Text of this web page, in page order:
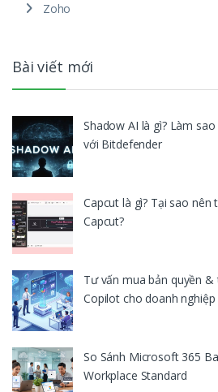
Zoho
Bài viết mới
Shadow AI là gì? Làm
với Bitdefender
Capcut là gì? Tại sao nên
Capcut?
Tư vấn mua bản quyền
Copilot cho doanh
So Sánh Microsoft 365
Workplace Standard